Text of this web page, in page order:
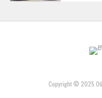
Copyright © 2025